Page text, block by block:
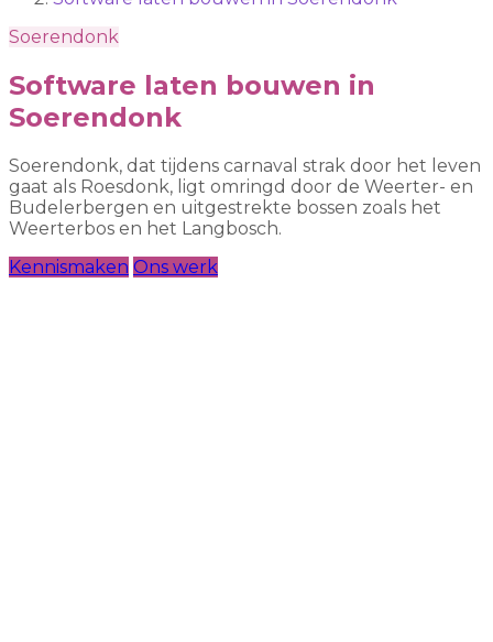
Soerendonk
Software laten bouwen in
Soerendonk
Soerendonk, dat tijdens carnaval strak door het leven
gaat als Roesdonk, ligt omringd door de Weerter- en
Budelerbergen en uitgestrekte bossen zoals het
Weerterbos en het Langbosch.
Kennismaken Ons werk